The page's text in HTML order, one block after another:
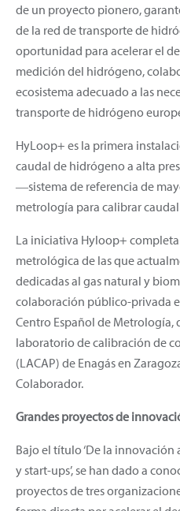
de un proyecto pionero,
de la red de transporte de
oportunidad para acelerar el
medición del hidrógeno,
ecosistema adecuado a las
transporte de hidrógeno
HyLoop+ es la primera
caudal de hidrógeno a alta
―sistema de referencia de
metrología para calibrar
La iniciativa Hyloop+
metrológica de las que
dedicadas al gas natural y
colaboración público-privada
Centro Español de Metrología,
laboratorio de calibración de
(LACAP) de Enagás en
Colaborador.
Grandes proyectos de
Bajo el título ‘De la
y start-ups’, se han dado a
proyectos de tres